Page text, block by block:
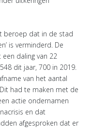
beroep dat in de stad
is verminderd. De
daling van 22
dit jaar, 700 in 2019.
van het aantal
had te maken met de
actie ondernamen
en dat
afgesproken dat er